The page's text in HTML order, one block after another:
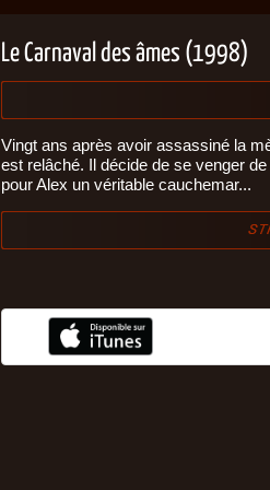
Le Carnaval des âmes (1998)
Vingt ans après avoir assassiné la
est relâché. Il décide de se venger
pour Alex un véritable cauchemar...